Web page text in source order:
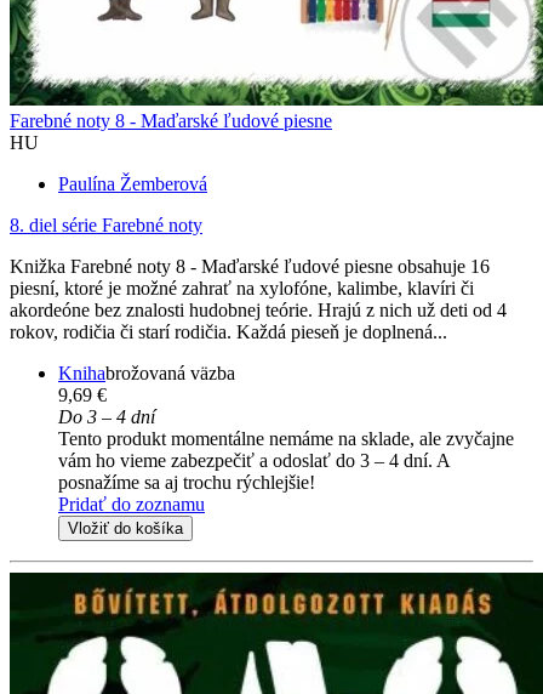
Farebné noty 8 - Maďarské ľudové piesne
HU
Paulína Žemberová
8. diel série Farebné noty
Knižka Farebné noty 8 - Maďarské ľudové piesne obsahuje 16
piesní, ktoré je možné zahrať na xylofóne, kalimbe, klavíri či
akordeóne bez znalosti hudobnej teórie. Hrajú z nich už deti od 4
rokov, rodičia či starí rodičia. Každá pieseň je doplnená...
Knihabrožovaná väzba
9,69 €
Do 3 – 4 dní
Tento produkt momentálne nemáme na sklade, ale zvyčajne
vám ho vieme zabezpečiť a odoslať do 3 – 4 dní. A
posnažíme sa aj trochu rýchlejšie!
Pridať do zoznamu
Vložiť do košíka